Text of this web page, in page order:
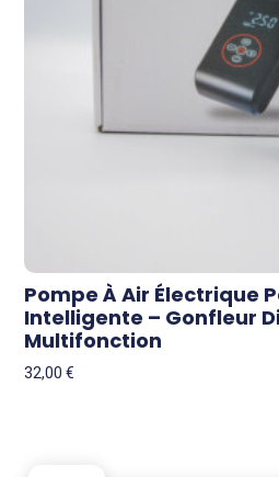
Pompe À Air Électrique
Intelligente – Gonfleur
Multifonction
32,00€